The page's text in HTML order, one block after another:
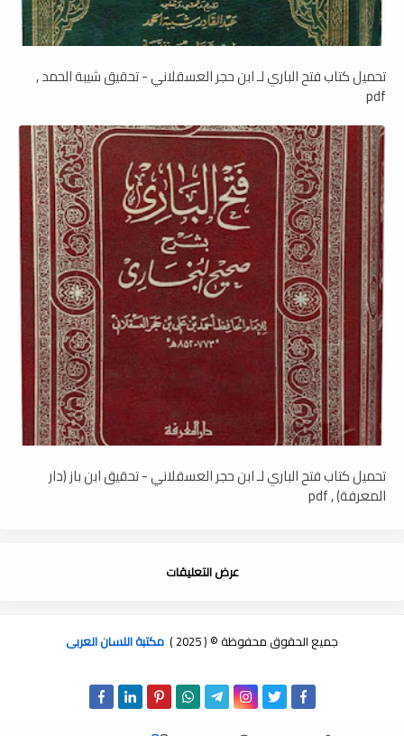
تحميل كتاب فتح الباري لـ ابن حجر العسقلاني - تحقيق شيبة الحمد ,
pdf
تحميل كتاب فتح الباري لـ ابن حجر العسقلاني - تحقيق ابن باز (دار
المعرفة) , pdf
عرض التعليقات
جميع الحقوق محفوظة © ( 2025 ) مكتبة اللسان العربى